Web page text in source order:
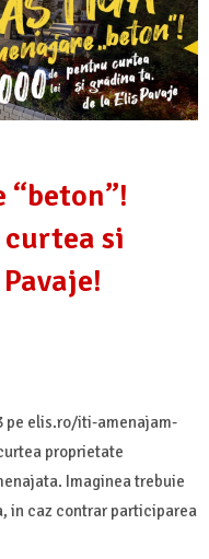
“beton”!
si
pe elis.ro/iti-amenajam-
proprietate
Imaginea trebuie
in caz contrar participarea